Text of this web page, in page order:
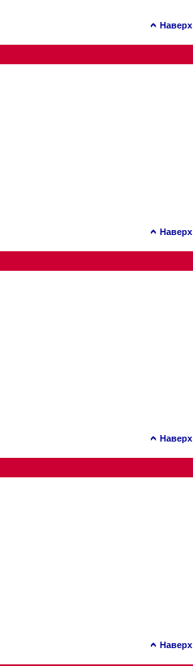
Наверх
Наверх
Наверх
Наверх